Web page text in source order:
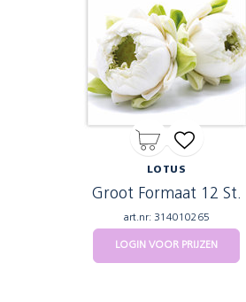
LOTUS
Groot Formaat 12 St.
art.nr: 314010265
LOGIN VOOR PRIJZEN